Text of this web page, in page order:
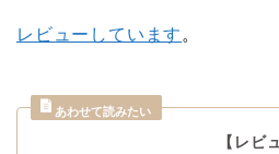
レビューしています。
【レビ